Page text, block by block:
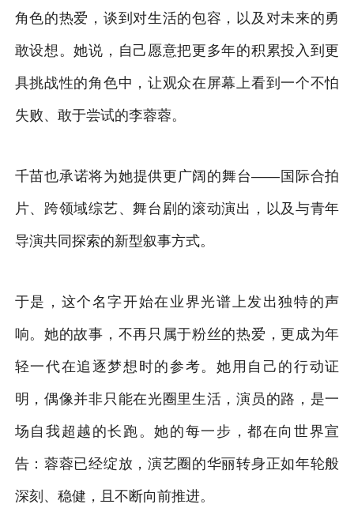
角色的热爱，谈到对生活的包容，以及对未来的勇
敢设想。她说，自己愿意把更多年的积累投入到更
具挑战性的角色中，让观众在屏幕上看到一个不怕
失败、敢于尝试的李蓉蓉。
千苗也承诺将为她提供更广阔的舞台——国际合拍
片、跨领域综艺、舞台剧的滚动演出，以及与青年
导演共同探索的新型叙事方式。
于是，这个名字开始在业界光谱上发出独特的声
响。她的故事，不再只属于粉丝的热爱，更成为年
轻一代在追逐梦想时的参考。她用自己的行动证
明，偶像并非只能在光圈里生活，演员的路，是一
场自我超越的长跑。她的每一步，都在向世界宣
告：蓉蓉已经绽放，演艺圈的华丽转身正如年轮般
深刻、稳健，且不断向前推进。